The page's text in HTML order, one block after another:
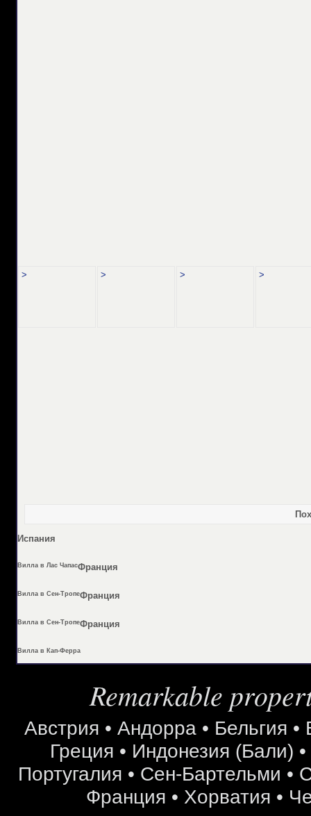
> > > >
Испания
Вилла в Лас ЧапасФранция
Вилла в Сен-ТропеФранция
Вилла в Сен-ТропеФранция
Вилла в Кап-Ферра
Remarkable
Австрия • Андорра • Бельгия •
Греция • Индонезия (Бали) •
Португалия • Сен-Бартельми •
Франция • Хорватия •